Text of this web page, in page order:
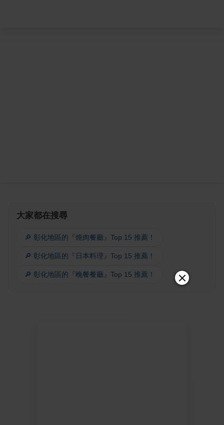
大家都在搜尋
🔎 彰化地區的『燒肉餐廳』Top 15 推薦！
🔎 彰化地區的『日本料理』Top 15 推薦！
🔎 彰化地區的『晚餐餐廳』Top 15 推薦！